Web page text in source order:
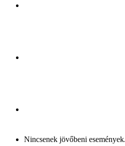
Nincsenek jövőbeni események.